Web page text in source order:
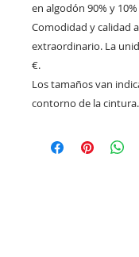
en algodón 90% y
Comodidad y calidad
extraordinario. La
€.
Los tamaños van
contorno de la cintura.